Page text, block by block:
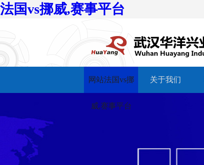
法国vs挪威,赛事平台
网站法国vs挪
威,赛事平台
关于我们